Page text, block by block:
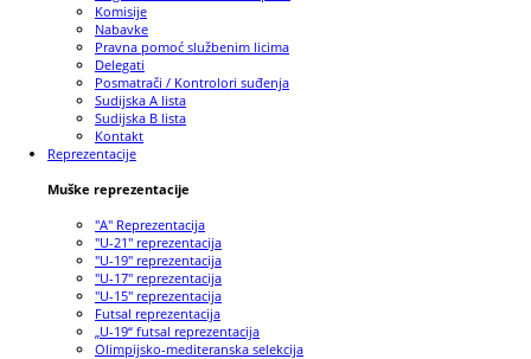
Komisije
Nabavke
Pravna pomoć službenim licima
Delegati
Posmatrači / Kontrolori suđenja
Sudijska A lista
Sudijska B lista
Kontakt
Reprezentacije
Muške reprezentacije
"A" Reprezentacija
"U-21" reprezentacija
"U-19" reprezentacija
"U-17" reprezentacija
"U-15" reprezentacija
Futsal reprezentacija
„U-19“ futsal reprezentacija
Olimpijsko-mediteranska selekcija